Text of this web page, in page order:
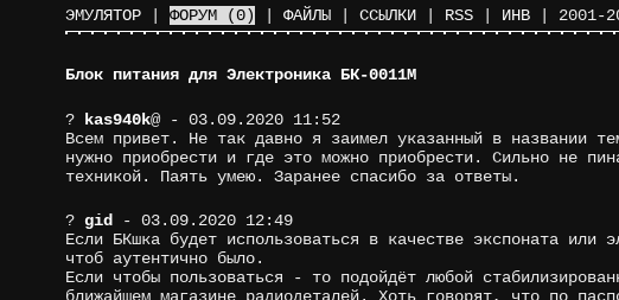
ЭМУЛЯТОР ФОРУМ (0) ФАЙЛЫ ССЫЛКИ RSS ИНВ 2001-
Блок питания для Электроника БК-0011М
? kas940k@ - 03.09.2020 11:52
Всем привет. Не так давно я заимел указанный в названии
нужно приобрести и где это можно приобрести. Сильно не
техникой. Паять умею. Заранее спасибо за ответы.
? gid
- 03.09.2020 12:49
Если БКшка будет использоваться в качестве экспоната или
чтоб аутентично было.
Если чтобы пользоваться - то подойдёт любой